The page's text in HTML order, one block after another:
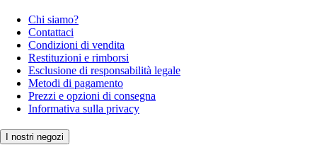
Chi siamo?
Contattaci
Condizioni di vendita
Restituzioni e rimborsi
Esclusione di responsabilità legale
Metodi di pagamento
Prezzi e opzioni di consegna
Informativa sulla privacy
I nostri negozi